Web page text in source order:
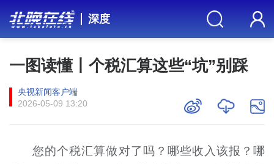
深度
一图读懂丨个税汇算这些“坑”别踩
央视新闻客户端
2026-05-09 13:20
您的个税汇算做对了吗？哪些收入该报？哪